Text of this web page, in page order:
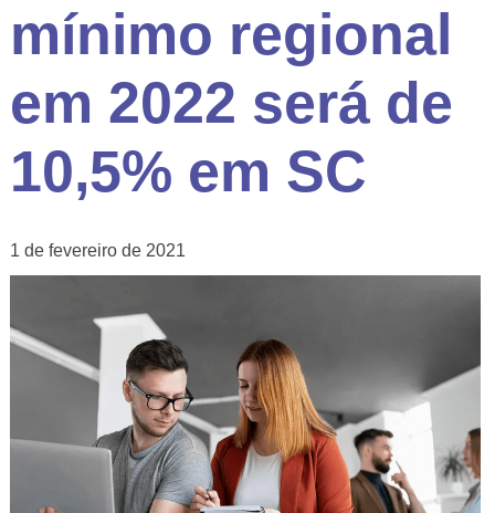
mínimo regional
em 2022 será de
10,5% em SC
1 de fevereiro de 2021